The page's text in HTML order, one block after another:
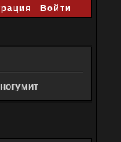
Войти